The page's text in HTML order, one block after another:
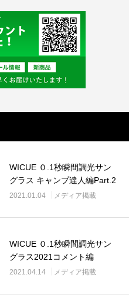
WICUE ０.1秒瞬間調光サン
グラス キャンプ達人編Part.2
2021.01.04 メディア掲載
WICUE ０.1秒瞬間調光サン
グラス2021コメント編
2021.04.14 メディア掲載